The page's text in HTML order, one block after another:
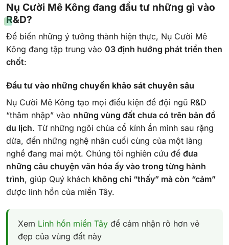
Nụ Cười Mê Kông đang đầu tư những gì vào
R&D?
Để biến những ý tưởng thành hiện thực, Nụ Cười Mê
Kông đang tập trung vào 03 định hướng phát triển then
chốt:
Đầu tư vào những chuyến khảo sát chuyên sâu
Nụ Cười Mê Kông tạo mọi điều kiện để đội ngũ R&D
“thâm nhập” vào những vùng đất chưa có trên bản đồ
du lịch. Từ những ngôi chùa cổ kính ẩn mình sau rặng
dừa, đến những nghệ nhân cuối cùng của một làng
nghề đang mai một. Chúng tôi nghiên cứu để đưa
những câu chuyện văn hóa ấy vào trong từng hành
trình, giúp Quý khách không chỉ “thấy” mà còn “cảm”
được linh hồn của miền Tây.
Xem Linh hồn miền Tây để cảm nhận rõ hơn vẻ
đẹp của vùng đất này